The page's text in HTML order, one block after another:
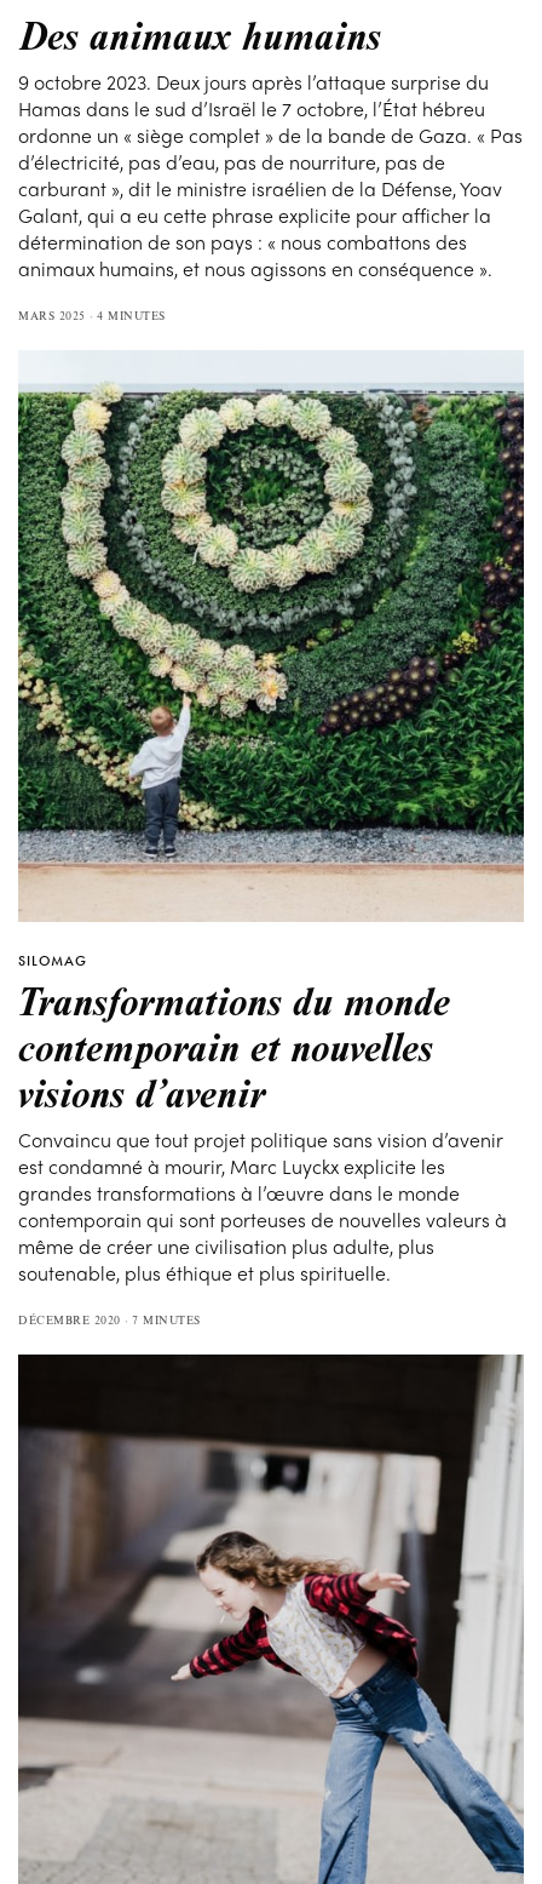
Des animaux humains
9 octobre 2023. Deux jours après l’attaque surprise du
Hamas dans le sud d’Israël le 7 octobre, l’État hébreu
ordonne un « siège complet » de la bande de Gaza. « Pas
d’électricité, pas d’eau, pas de nourriture, pas de
carburant », dit le ministre israélien de la Défense, Yoav
Galant, qui a eu cette phrase explicite pour afficher la
détermination de son pays : « nous combattons des
animaux humains, et nous agissons en conséquence ».
MARS 2025 4 MINUTES
SILOMAG
Transformations du monde
contemporain et nouvelles
visions d’avenir
Convaincu que tout projet politique sans vision d’avenir
est condamné à mourir, Marc Luyckx explicite les
grandes transformations à l’œuvre dans le monde
contemporain qui sont porteuses de nouvelles valeurs à
même de créer une civilisation plus adulte, plus
soutenable, plus éthique et plus spirituelle.
DÉCEMBRE 2020 7 MINUTES